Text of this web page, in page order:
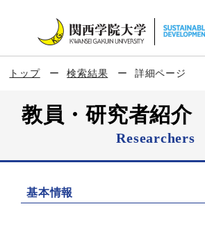
トップ 検索結果 詳細ページ
教員・研究者紹介
Researchers
基本情報